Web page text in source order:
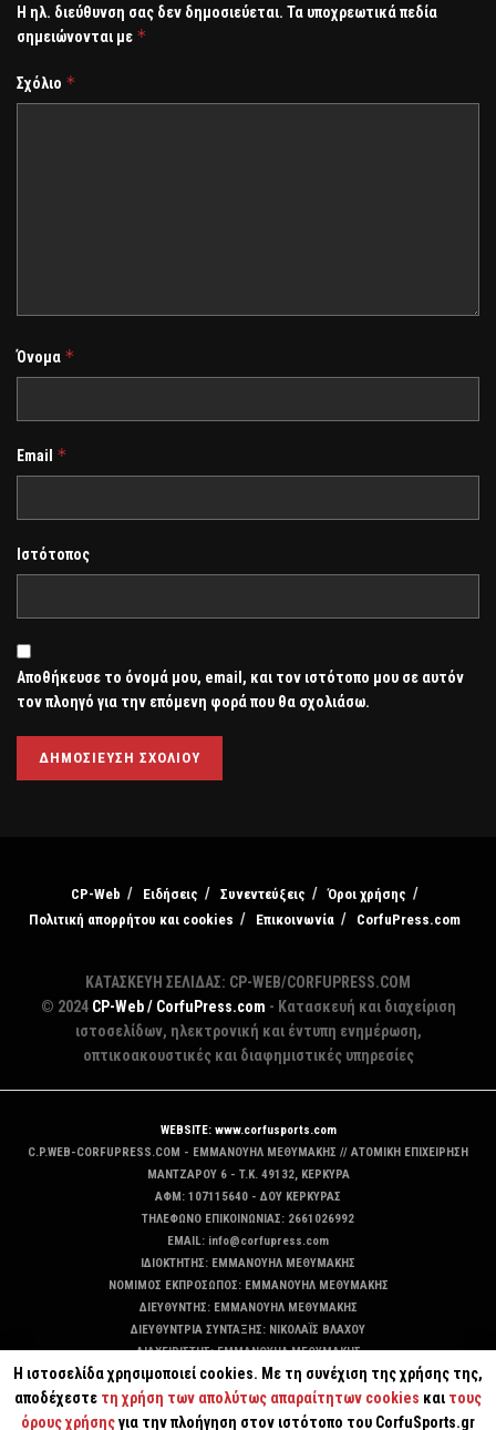
Η ηλ. διεύθυνση σας δεν δημοσιεύεται. Τα υποχρεωτικά πεδία
σημειώνονται με *
Σχόλιο *
Όνομα *
Email *
Ιστότοπος
Αποθήκευσε το όνομά μου, email, και τον ιστότοπο μου σε αυτόν
τον πλοηγό για την επόμενη φορά που θα σχολιάσω.
CP-Web Ειδήσεις Συνεντεύξεις
Όροι χρήσης
Πολιτική απορρήτου και cookies
Επικοινωνία CorfuPress.com
ΚΑΤΑΣΚΕΥΗ ΣΕΛΙΔΑΣ: CP-WEB/CORFUPRESS.COM
© 2024 CP-Web / CorfuPress.com - Κατασκευή και διαχείριση
ιστοσελίδων, ηλεκτρονική και έντυπη ενημέρωση,
οπτικοακουστικές και διαφημιστικές υπηρεσίες
WEBSITE: www.corfusports.com
C.P.WEB-CORFUPRESS.COM - ΕΜΜΑΝΟΥΗΛ ΜΕΘΥΜΑΚΗΣ // ΑΤΟΜΙΚΗ ΕΠΙΧΕΙΡΗΣΗ
MANTZAΡΟΥ 6 - T.K. 49132, ΚΕΡΚΥΡΑ
ΑΦΜ: 107115640 - ΔΟΥ ΚΕΡΚΥΡΑΣ
ΤΗΛΕΦΩΝΟ ΕΠΙΚΟΙΝΩΝΙΑΣ: 2661026992
EMAIL: info@corfupress.com
ΙΔΙΟΚΤΗΤΗΣ: EMMANOYΗΛ ΜΕΘΥΜΑΚΗΣ
ΝΟΜΙΜΟΣ ΕΚΠΡΟΣΩΠΟΣ: EMMANOYΗΛ ΜΕΘΥΜΑΚΗΣ
ΔΙΕΥΘΥΝΤΗΣ: EMMANOYΗΛ ΜΕΘΥΜΑΚΗΣ
ΔΙΕΥΘΥΝΤΡΙΑ ΣΥΝΤΑΞΗΣ: ΝΙΚΟΛΑΪΣ ΒΛΑΧΟΥ
ΔΙΑΧΕΙΡΙΣΤΗΣ: EMMANOYΗΛ ΜΕΘΥΜΑΚΗΣ
ΔΙΚΑΙΟΥΧΟΣ DOMAIN: ΕΜΜΑΝΟΥΗΛ ΜΕΘΥΜΑΚΗΣ
Η ιστοσελίδα χρησιμοποιεί cookies. Με τη συνέχιση της χρήσης της,
αποδέχεστε τη χρήση των απολύτως απαραίτητων cookies και τους
όρους χρήσηςγια την πλοήγηση στον ιστότοπο του CorfuSports.gr